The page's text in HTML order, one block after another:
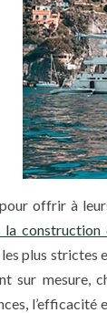
offrir à
la construction
plus
sur mesure,
l’efficacité